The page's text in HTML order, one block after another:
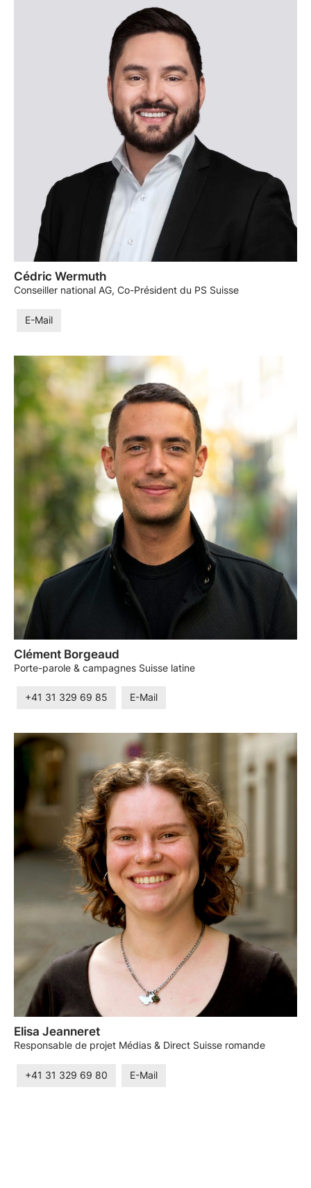
Cédric Wermuth
Conseiller national AG, Co-Président du PS Suisse
E-Mail
Clément Borgeaud
Porte-parole & campagnes Suisse latine
+41 31 329 69 85 E-Mail
Elisa Jeanneret
Responsable de projet Médias & Direct Suisse romande
+41 31 329 69 80 E-Mail